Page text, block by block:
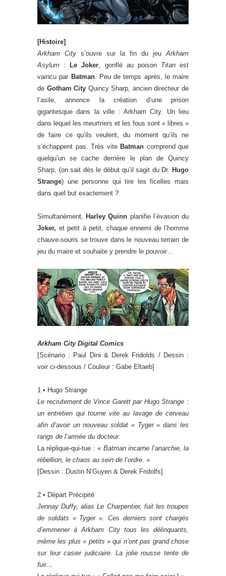
[Histoire]
Arkham City s’ouvre sur la fin du jeuArkham
Asylum : Le Joker, gonflé au poison Titanest
vaincu par Batman. Peu de temps après, le maire
de Gotham City Quincy Sharp, ancien directeur de
l’asile, annonce la création d’une prison
gigantesque dans la ville : Arkham City. Un lieu
dans lequel les meurtriers et les fous sont « libres »
de faire ce qu’ils veulent, du moment qu’ils ne
s’échappent pas. Très vite Batman comprend que
quelqu’un se cache derrière le plan de Quincy
Sharp, (on sait dès le début qu’il sagit du Dr. Hugo
Strange) une personne qui tire les ficelles mais
dans quel but exactement ?
Simultanément, Harley Quinn planifie l’évasion du
Joker, et petit à petit, chaque ennemi de l’homme
chauve-souris se trouve dans le nouveau terrain de
jeu du maire et souhaite y prendre le pouvoir…
Arkham City Digital Comics
[Scénario : Paul Dini & Derek Fridolds / Dessin :
voir ci-dessous / Couleur : Gabe Eltaeb]
1 • Hugo Strange
Le recrutement de Vince Garett par Hugo Strange :
un entretien qui tourne vite au lavage de cerveau
afin d’avoir un nouveau soldat « Tyger » dans les
rangs de l’armée du docteur.
La réplique-qui-tue : « Batman incarne l’anarchie, la
rébellion, le chaos au sein de l’ordre. »
[Dessin : Dustin N’Guyen & Derek Fridolfs]
2 • Départ Précipité
Jennay Duffy, alias Le Charpentier, fuit les troupes
de soldats « Tyger ». Ces derniers sont chargés
d’emmener à Arkham City tous les délinquants,
même les plus « petits » qui n’ont pas grand chose
sur leur casier judiciaire. La jolie rousse tente de
fuir…